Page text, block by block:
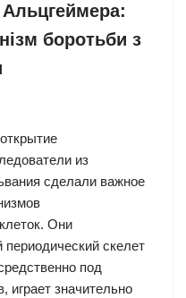
боротьби з
из
сделали важное
Они
скелет
под
играет значительно